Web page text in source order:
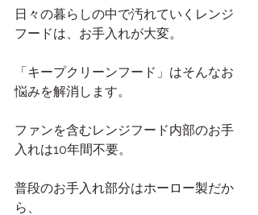
日々の暮らしの中で汚れていくレンジ
フードは、お手入れが大変。
「キープクリーンフード」はそんなお
悩みを解消します。
ファンを含むレンジフード内部のお手
入れは10年間不要。
普段のお手入れ部分はホーロー製だか
ら、